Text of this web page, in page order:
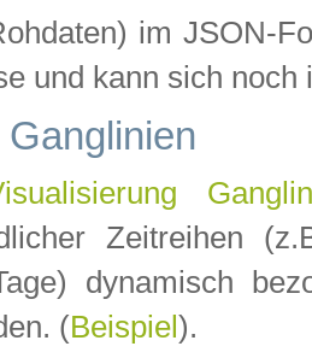
im JSON-
und kann sich noch
Zeitreihen
dynamisch
(Beispiel ).